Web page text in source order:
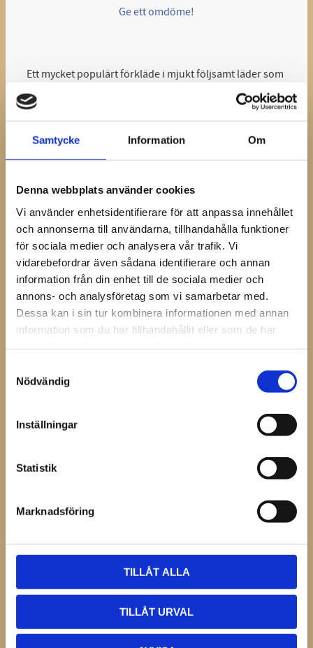
Samtycke Information Om
Denna webbplats använder cookies
Vi använder enhetsidentifierare för att anpassa innehållet
och annonserna till användarna, tillhandahålla funktioner
för sociala medier och analysera vår trafik. Vi
vidarebefordrar även sådana identifierare och annan
information från din enhet till de sociala medier och
annons- och analysföretag som vi samarbetar med.
Dessa kan i sin tur kombinera informationen med annan
information som du har tillhandahållit eller som de har
Nödvändig
Inställningar
Statistik
Marknadsföring
TILLÅT ALLA
TILLÅT URVAL
Ge ett omdöme!
Ett mycket populärt förkläde i mjukt följsamt läder som
både är starkt, vadderat och tåligt utan att vara tungt.
Info:
Snabbfäste för knäppning runt midjan.
Remmar med snabbfäste för justering av benvidd.
4st knivfickor.
2st insydda magneter i botten på de undre
knivfickorna.
Förklädena finns i beige/svart eller beige/brunt läder.
Längd = 65cm
Se hela vårt utbud avhovslagarförkläden
Omdömen
Bli den första att lämna ett omdöme.